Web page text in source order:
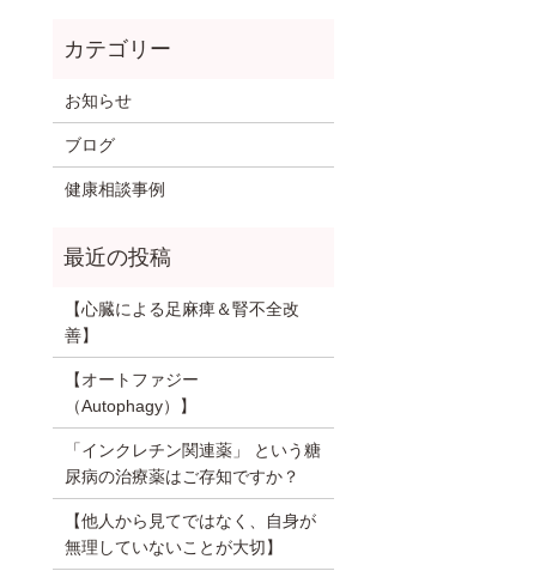
お知らせ
ブログ
健康相談事例
【心臓による足麻痺＆腎不全改
善】
【オートファジー
（Autophagy）】
「インクレチン関連薬」 という糖
尿病の治療薬はご存知ですか？
【他人から見てではなく、自身が
無理していないことが大切】